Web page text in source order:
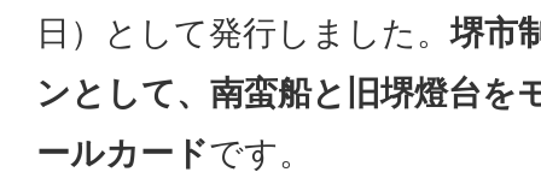
日）として発行しました。堺市
ンとして、南蛮船と旧堺燈台を
ールカードです。